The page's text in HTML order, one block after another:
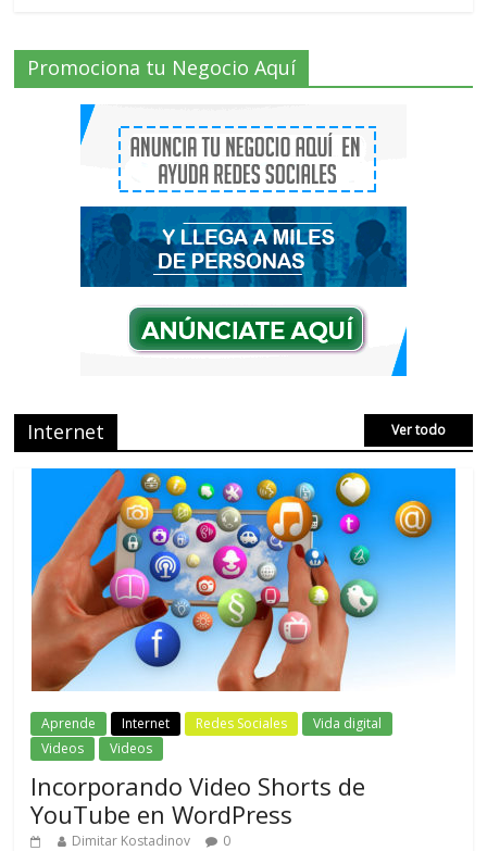
Radio Taxi Aljarafe tel 653404040 el
Servicio Esencial de Movilidad en Aljarafe
2 Comments
Que es el Marketing de criptomonedas o
el Marketing de IEO
No Comments
AVISPEX PLUS FORTE correctamente
para proteger tu entorno
No Comments
Promociona tu Negocio Aquí
Internet Ver todo
Aprende Internet Redes Sociales
Vida digital
Videos
Videos
Incorporando Video Shorts de
YouTube en WordPress
Dimitar Kostadinov 0